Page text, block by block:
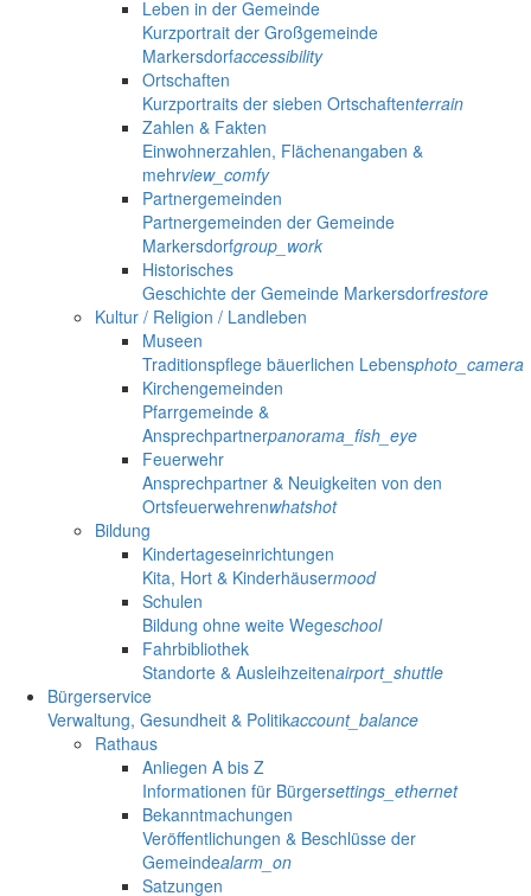
Leben in der Gemeinde
Kurzportrait der Großgemeinde
Markersdorfaccessibility
Ortschaften
Kurzportraits der sieben Ortschaftenterrain
Zahlen & Fakten
Einwohnerzahlen, Flächenangaben &
mehrview_comfy
Partnergemeinden
Partnergemeinden der Gemeinde
Markersdorfgroup_work
Historisches
Geschichte der Gemeinde Markersdorfrestore
Kultur / Religion / Landleben
Museen
Traditionspflege bäuerlichen Lebensphoto_camera
Kirchengemeinden
Pfarrgemeinde &
Ansprechpartnerpanorama_fish_eye
Feuerwehr
Ansprechpartner & Neuigkeiten von den
Ortsfeuerwehrenwhatshot
Bildung
Kindertageseinrichtungen
Kita, Hort & Kinderhäusermood
Schulen
Bildung ohne weite Wegeschool
Fahrbibliothek
Standorte & Ausleihzeitenairport_shuttle
Bürgerservice
Verwaltung, Gesundheit & Politikaccount_balance
Rathaus
Anliegen A bis Z
Informationen für Bürgersettings_ethernet
Bekanntmachungen
Veröffentlichungen & Beschlüsse der
Gemeindealarm_on
Satzungen